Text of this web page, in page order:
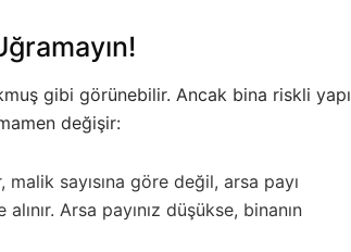
gibi görünebilir. Ancak bina riskli yapı
değişir:
sayısına göre değil, arsa payı
Arsa payınız düşükse, binanın